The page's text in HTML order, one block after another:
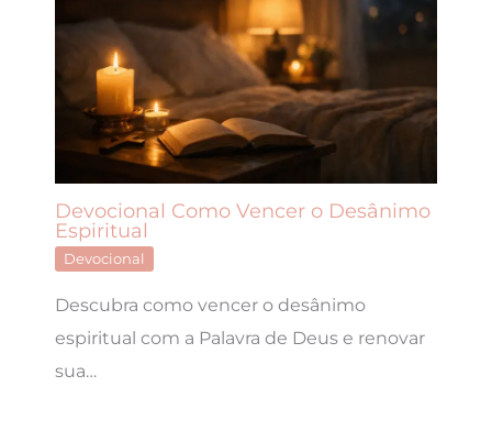
Devocional Como Vencer o Desânimo
Espiritual
Devocional
Descubra como vencer o desânimo
espiritual com a Palavra de Deus e renovar
sua…